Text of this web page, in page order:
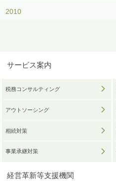
2010
サービス案内
税務コンサルティング
アウトソーシング
相続対策
事業承継対策
経営革新等支援機関